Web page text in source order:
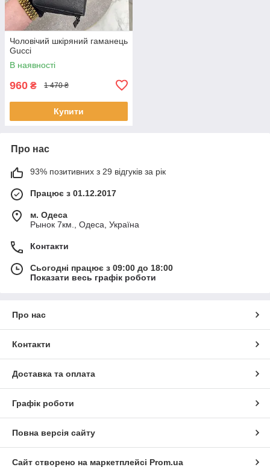
Чоловічий шкіряний гаманець
Gucci
В наявності
960 ₴ 1 470 ₴
Купити
Про нас
93% позитивних з 29 відгуків за рік
Працює з 01.12.2017
м. Одеса
Рынок 7км., Одеса, Україна
Контакти
Сьогодні працює з 09:00 до 18:00
Показати весь графік роботи
Про нас
Контакти
Доставка та оплата
Графік роботи
Повна версія сайту
Сайт створено на маркетплейсі Prom.ua